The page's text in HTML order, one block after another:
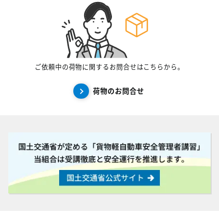
ご依頼中の荷物に関するお問合せはこちらから。
荷物のお問合せ